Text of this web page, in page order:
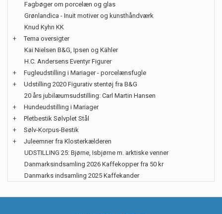
Fagbøger om porcelæn og glas
Grønlandica - Inuit motiver og kunsthåndværk
Knud Kyhn KK
+
Tema oversigter
Kai Nielsen B&G, Ipsen og Kähler
H.C. Andersens Eventyr Figurer
+
Fugleudstilling i Mariager - porcelænsfugle
+
Udstilling 2020 Figurativ stentøj fra B&G
20 års jubilæumsudstilling: Carl Martin Hansen
+
Hundeudstilling i Mariager
+
Pletbestik Sølvplet Stål
+
Sølv-Korpus-Bestik
+
Juleemner fra Klosterkælderen
UDSTILLING 25: Bjørne, Isbjørne m. arktiske venner
Danmarksindsamling 2026 Kaffekopper fra 50 kr
Danmarks indsamling 2025 Kaffekander